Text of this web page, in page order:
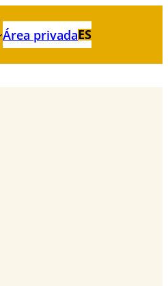
Área privadaES